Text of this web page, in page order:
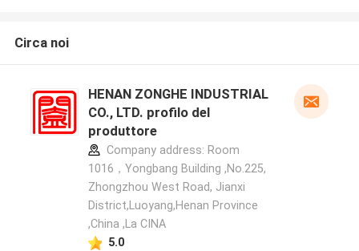
Circa noi
HENAN ZONGHE INDUSTRIAL
CO., LTD. profilo del
produttore
Company address: Room
1016，Yongbang Building ,No.225,
Zhongzhou West Road, Jianxi
District,Luoyang,Henan Province
,China ,La CINA
5.0